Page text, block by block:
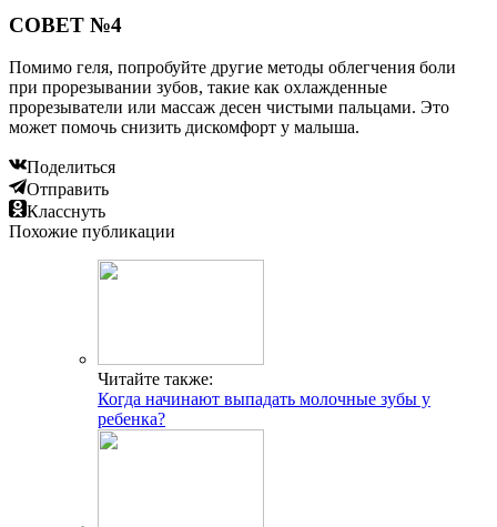
СОВЕТ №4
Помимо геля, попробуйте другие методы облегчения боли
при прорезывании зубов, такие как охлажденные
прорезыватели или массаж десен чистыми пальцами. Это
может помочь снизить дискомфорт у малыша.
Поделиться
Отправить
Класснуть
Похожие публикации
Читайте также:
Когда начинают выпадать молочные зубы у
ребенка?